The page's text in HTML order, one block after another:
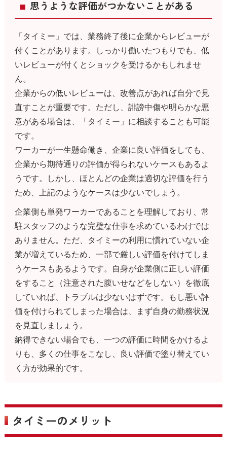
思うような評価がつかないことがある
「タイミー」では、業務終了後に企業からレビューが
付くことがあります。しっかり働いたつもりでも、低
いレビューが付くとショックを受けるかもしれませ
ん。
企業からの低いレビューは、改善点があれば自分で見
直すことが重要です。ただし、誹謗中傷や明らかな悪
意がある場合は、「タイミー」に相談することも可能
です。
ワーカーが一生懸命働き、企業に良い評価をしても、
企業から期待通りの評価が得られないケースもあるよ
うです。しかし、ほとんどの企業は適切な評価を行う
ため、上記のようなケースは少ないでしょう。
企業側も単発ワーカーであることを理解しており、常
駐スタッフのような完璧な仕事を求めているわけでは
ありません。ただ、タイミーの利用に慣れていない企
業が増えているため、一部で厳しい評価を付けてしま
うケースもあるようです。自身が企業側に正しい評価
をすること（注意された腹いせなどをしない）を徹底
していれば、トラブルは少ないはずです。もし悪い評
価を付けられてしまった場合は、まず自身の勤務状況
を見直しましょう。
納得できない場合でも、一つの評価に時間をかけるよ
りも、多くの仕事をこなし、良い評価で塗り替えてい
く方が効果的です。
タイミーのメリット